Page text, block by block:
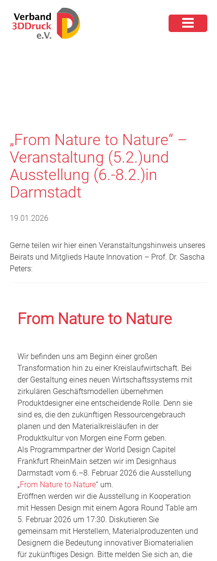
„From Nature to Nature“ –
Veranstaltung (5.2.)und
Ausstellung (6.-8.2.)in
Darmstadt
19.01.2026
Gerne teilen wir hier einen Veranstaltungshinweis unseres
Beirats und Mitglieds Haute Innovation – Prof. Dr. Sascha
Peters:
From Nature to Nature
Wir befinden uns am Beginn einer großen
Transformation hin zu einer Kreislaufwirtschaft. Bei
der Gestaltung eines neuen Wirtschaftssystems mit
zirkulären Geschäftsmodellen übernehmen
Produktdesigner eine entscheidende Rolle. Denn sie
sind es, die den zukünftigen Ressourcengebrauch
planen und den Materialkreisläufen in der
Produktkultur von Morgen eine Form geben.
Als Programmpartner der World Design Capitel
Frankfurt RheinMain setzen wir im Designhaus
Darmstadt vom 6.–8. Februar 2026 die Ausstellung
„From Nature to Nature“ um.
Eröffnen werden wir die Ausstellung in Kooperation
mit Hessen Design mit einem Agora Round Table am
5. Februar 2026 um 17:30. Diskutieren Sie
gemeinsam mit Herstellern, Materialproduzenten und
Designern die Bedeutung innovativer Biomaterialien
für zukünftiges Design. Bitte melden Sie sich an, die